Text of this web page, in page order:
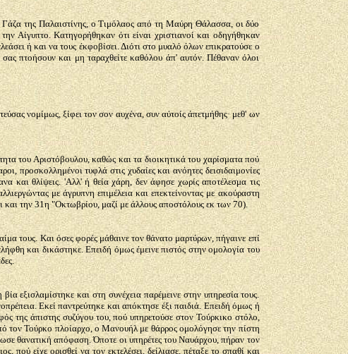
Γάζα της Παλαιστίνης, ο Τιμόλαος από τη Μαύρη Θάλασσα, οι δύο
Αίγυπτο. Κατηγορήθηκαν ότι είναι χριστιανοί και οδηγήθηκαν
ή και να τους έκφοβίσει. Διότι στο μυαλό όλων επικρατούσε ο
πτοήσουν και μη ταραχθείτε καθόλου άπ' αυτόν. Πέθαναν όλοι
νομίμως, ξίφει τον σον αυχένα, συν αύτοίς άπετμήθης· μεθ' ων
του Αριστόβουλου, καθώς και τα διοικητικά του χαρίσματα πού
προσκολλημένοι τυφλά στις χυδαίες και ανόητες δεισιδαιμονίες
και θλίψεις. 'Αλλ' ή θεία χάρη, δεν άφησε χωρίς αποτέλεσμα τις
με άγρυπνη επιμέλεια και επεκτείνοντας με ακούραστη
την 31η "Οκτωβρίου, μαζί με άλλους αποστόλους εκ των 70).
τους. Και όσες φορές μάθαινε τον θάνατο μαρτύρων, πήγαινε επί
και δικάστηκε. Επειδή όμως έμεινε πιστός στην ομολογία του
εξισλαμίστηκε και στη συνέχεια παρέμεινε στην υπηρεσία τους.
Εκεί παντρεύτηκε και απόκτησε έξι παιδιά. Επειδή όμως ή
της άπιστης συζύγου του, πού υπηρετούσε στον Τούρκικο στόλο,
τον Τούρκο πλοίαρχο, ο Μανουήλ με θάρρος ομολόγησε την πίστη
θανατική απόφαση. Όποτε οι υπηρέτες του Ναυάρχου, πήραν τον
είχε ορισθεί να τον εκτελέσει, δείλιασε, πέταξε το σπαθί και